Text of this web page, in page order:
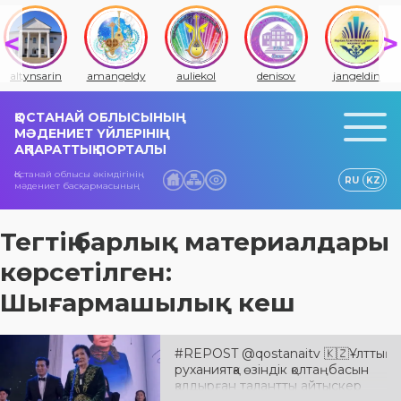
altynsarin amangeldy auliekol denisov jangeldin
ҚОСТАНАЙ ОБЛЫСЫНЫҢ
МӘДЕНИЕТ ҮЙЛЕРІНІҢ
АҚПАРАТТЫҚ ПОРТАЛЫ
Қостанай облысы әкімдігінің
мәдениет басқармасының
RU KZ
Тегтің барлық материалдары
көрсетілген:
Шығармашылық кеш
#REPOST @qostanaitv 🇰🇿Ұлттық
руханиятқа өзіндік қолтаңбасын
қалдырған талантты айтыскер